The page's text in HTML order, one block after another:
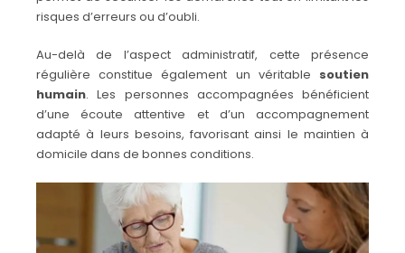
risques d’erreurs ou d’oubli.
Au-delà de l’aspect administratif, cette présence
régulière constitue également un véritable soutien
humain. Les personnes accompagnées bénéficient
d’une écoute attentive et d’un accompagnement
adapté à leurs besoins, favorisant ainsi le maintien à
domicile dans de bonnes conditions.